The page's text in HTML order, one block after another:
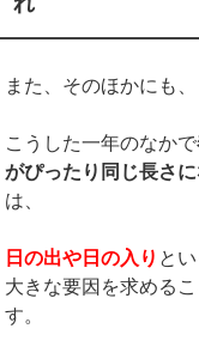
また、そのほかにも、
こうした一年のなかで
がぴったり同じ長さ
は、
日の出や日の入り と
大きな要因を求める
す。